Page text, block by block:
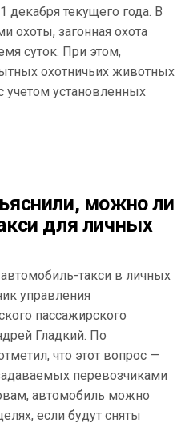
декабря текущего года. В
охоты, загонная охота
суток. При этом,
охотничьих животных
учетом установленных
можно ли
для личных
такси в личных
управления
пассажирского
Гладкий. По
что этот вопрос —
перевозчиками
автомобиль можно
если будут сняты